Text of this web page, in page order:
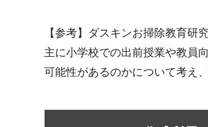
【参考】 ダスキンお掃除教育研
主に小学校での出前授業や教員
可能性があるのかについて考え